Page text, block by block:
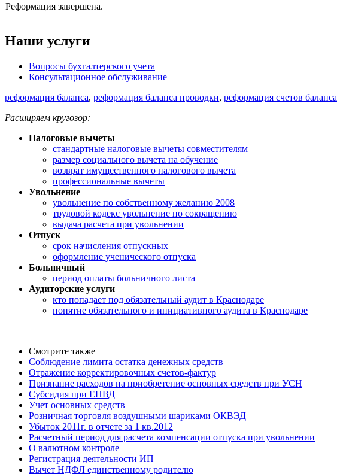
Реформация завершена.
Наши услуги
Вопросы бухгалтерского учета
Консультационное обслуживание
реформация баланса, реформация баланса проводки, реформация счетов баланса
Расширяем кругозор:
Налоговые вычеты
стандартные налоговые вычеты совместителям
размер социального вычета на обучение
возврат имущественного налогового вычета
профессиональные вычеты
Увольнение
увольнение по собственному желанию 2008
трудовой кодекс увольнение по сокращению
выдача расчета при увольнении
Отпуск
срок начисления отпускных
оформление ученического отпуска
Больничный
период оплаты больничного листа
Аудиторские услуги
кто попадает под обязательный аудит в Краснодаре
понятие обязательного и инициативного аудита в Краснодаре
Смотрите также
Соблюдение лимита остатка денежных средств
Отражение корректировочных счетов-фактур
Признание расходов на приобретение основных средств при УСН
Субсидия при ЕНВД
Учет основных средств
Розничная торговля воздушными шариками ОКВЭД
Убыток 2011г. в отчете за 1 кв.2012
Расчетный период для расчета компенсации отпуска при увольнении
О валютном контроле
Регистрация деятельности ИП
Вычет НДФЛ единственному родителю